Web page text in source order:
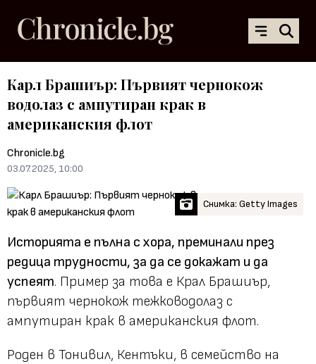
Карл Брашиър: Първият чернокож
водолаз с ампутиран крак в
американския флот
Chronicle.bg
03.07.2025, 10:00
Снимка: Getty Images
Историята е пълна с хора, преминали през
редица трудности, за да се докажат и да
успеят. Пример за това е Крал Брашиър,
първият чернокож тежководолаз с
ампутиран крак в американския флот.
Роден в Тонивил, Кентъки, в семейство на